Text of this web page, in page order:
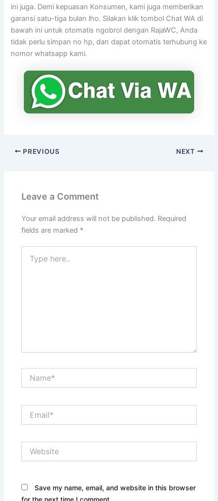
ini juga. Demi kepuasan Konsumen, kami juga memberikan
garansi satu-tiga bulan lho. Silakan klik tombol Chat WA di
bawah ini untuk otomatis ngobrol dengan RajaWC, Anda
tidak perlu simpan no hp, dan dapat otomatis terhubung ke
nomor whatsapp kami.
PREVIOUS NEXT
Leave a Comment
Your email address will not be published. Required
fields are marked *
here..
Save my name, email, and website in this browser
for the next time I comment.